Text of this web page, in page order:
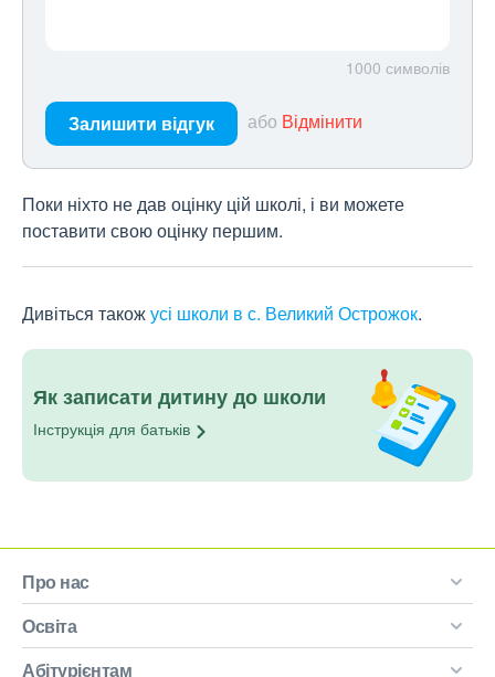
1000 символів
Залишити відгук або Відмінити
Поки ніхто не дав оцінку цій школі, і ви можете
поставити свою оцінку першим.
Дивіться такожусі школи в с. Великий Острожок.
Як записати дитину до школи
Інструкція для батьків
Про нас
Освіта
Абітурієнтам